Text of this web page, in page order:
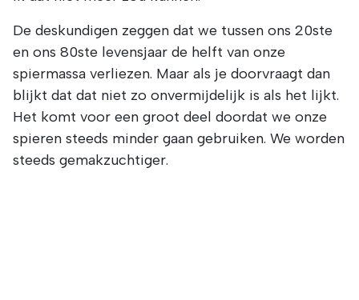
De deskundigen zeggen dat we tussen ons 20ste
en ons 80ste levensjaar de helft van onze
spiermassa verliezen. Maar als je doorvraagt dan
blijkt dat dat niet zo onvermijdelijk is als het lijkt.
Het komt voor een groot deel doordat we onze
spieren steeds minder gaan gebruiken. We worden
steeds gemakzuchtiger.